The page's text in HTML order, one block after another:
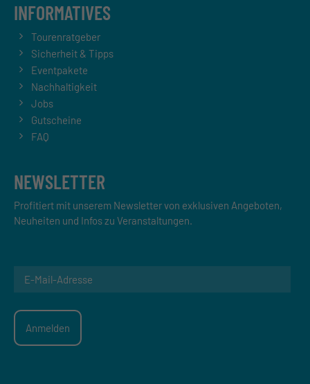
INFORMATIVES
Tourenratgeber
Sicherheit & Tipps
Eventpakete
Nachhaltigkeit
Jobs
Gutscheine
FAQ
NEWSLETTER
Profitiert mit unserem Newsletter von exklusiven Angeboten,
Neuheiten und Infos zu Veranstaltungen.